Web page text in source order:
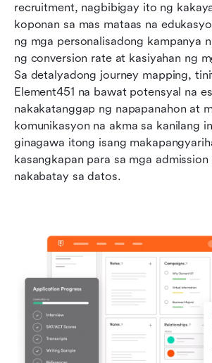
recruitment, nagbibigay ito ng
koponan sa mas mataas na
ng mga personalisadong kampanya
ng conversion rate at kasiyahan ng
Sa detalyadong journey mapping,
Element451 na bawat potensyal na
nakakatanggap ng napapanahon at
komunikasyon na akma sa kanilang
ginagawa itong isang
kasangkapan para sa mga admission
nakabatay sa datos.